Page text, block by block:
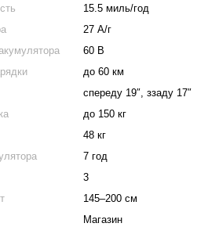
15.5 миль/год
27 А/г
60 В
до 60 км
спереду 19″, ззаду 17″
до 150 кг
48 кг
7 год
3
145–200 см
Магазин